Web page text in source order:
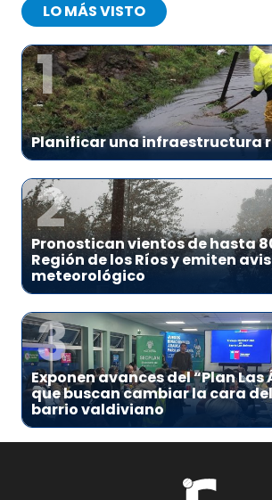
LO MÁS VISTO
1
Planificar una infraestructura
2
Pronostican vientos de hasta
Región de los Ríos y emiten
meteorológico
3
Exponen avances del “Plan Las
que buscan cambiar la cara
barrio valdiviano